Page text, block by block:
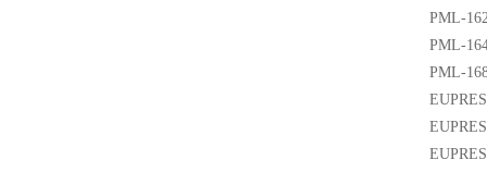
PML-
PML-
PML-